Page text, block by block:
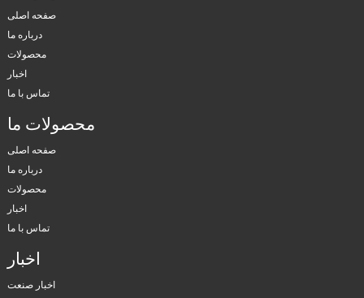
صفحه اصلی
درباره ما
محصولات
اخبار
تماس با ما
محصولات ما
صفحه اصلی
درباره ما
محصولات
اخبار
تماس با ما
اخبار
اخبار صنعت